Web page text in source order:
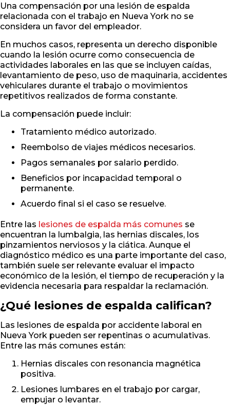
Una compensación por una lesión de espalda
relacionada con el trabajo en Nueva York no se
considera un favor del empleador.
En muchos casos, representa un derecho disponible
cuando la lesión ocurre como consecuencia de
actividades laborales en las que se incluyen caídas,
levantamiento de peso, uso de maquinaria, accidentes
vehiculares durante el trabajo o movimientos
repetitivos realizados de forma constante.
La compensación puede incluir:
Tratamiento médico autorizado.
Reembolso de viajes médicos necesarios.
Pagos semanales por salario perdido.
Beneficios por incapacidad temporal o
permanente.
Acuerdo final si el caso se resuelve.
Entre las lesiones de espalda más comunes se
encuentran la lumbalgia, las hernias discales, los
pinzamientos nerviosos y la ciática. Aunque el
diagnóstico médico es una parte importante del caso,
también suele ser relevante evaluar el impacto
económico de la lesión, el tiempo de recuperación y la
evidencia necesaria para respaldar la reclamación.
¿Qué lesiones de espalda califican?
Las lesiones de espalda por accidente laboral en
Nueva York pueden ser repentinas o acumulativas.
Entre las más comunes están:
Hernias discales con resonancia magnética
positiva.
Lesiones lumbares en el trabajo por cargar,
empujar o levantar.